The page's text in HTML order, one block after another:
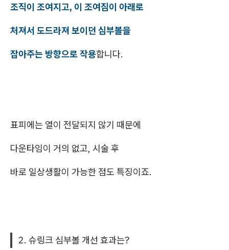
조직이 조여지고, 이 조여짐이 아래로
처져서 도드라져 보이던 심부볼을
잡아주는 방향으로 작용합니다.
표피에는 열이 전달되지 않기 때문에
다운타임이 거의 없고, 시술 후
바로 일상생활이 가능한 점도 특징이죠.
2. 슈링크 심부볼 개선 효과는?